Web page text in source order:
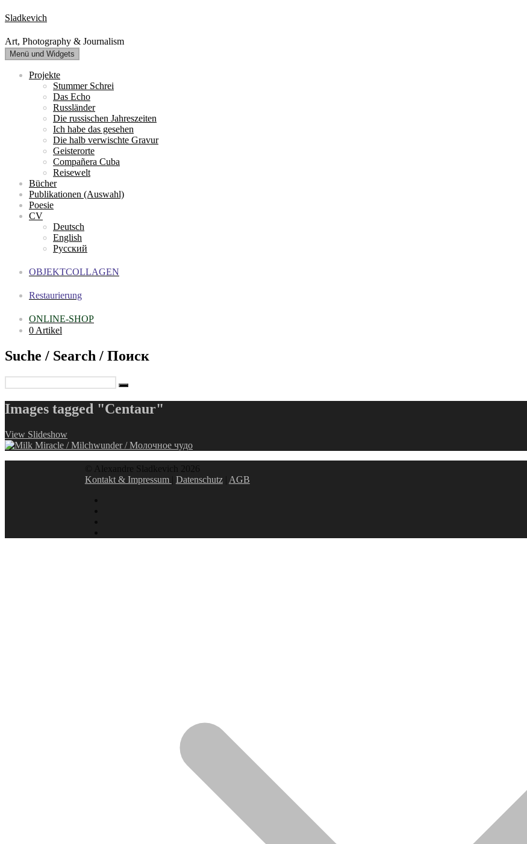
Zum
Inhalt
springen
Sladkevich
Art, Photography & Journalism
Menü und Widgets
Projekte
Stummer Schrei
Das Echo
Russländer
Die russischen Jahreszeiten
Ich habe das gesehen
Die halb verwischte Gravur
Geisterorte
Compañera Cuba
Reisewelt
Bücher
Publikationen (Auswahl)
Poesie
CV
Deutsch
English
Русский
OBJEKTCOLLAGEN
Restaurierung
ONLINE-SHOP
0 Artikel
Suche / Search / Поиск
Images tagged "Centaur"
View Slideshow
Kontakt & Impressum
Datenschutz| AGB